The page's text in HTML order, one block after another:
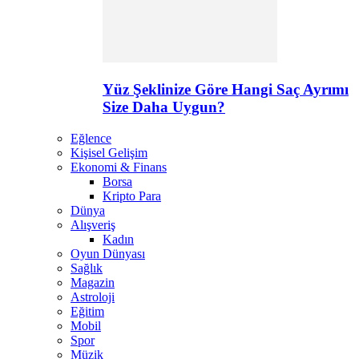
Yüz Şeklinize Göre Hangi Saç Ayrımı
Size Daha Uygun?
Eğlence
Kişisel Gelişim
Ekonomi & Finans
Borsa
Kripto Para
Dünya
Alışveriş
Kadın
Oyun Dünyası
Sağlık
Magazin
Astroloji
Eğitim
Mobil
Spor
Müzik